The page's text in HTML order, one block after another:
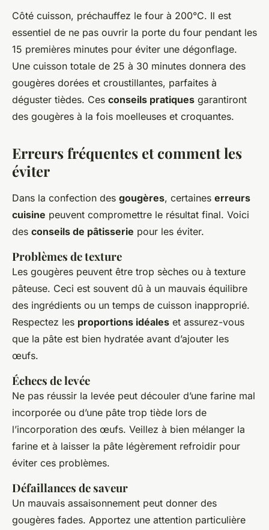
Côté cuisson, préchauffez le four à 200°C. Il est
essentiel de ne pas ouvrir la porte du four pendant les
15 premières minutes pour éviter une dégonflage.
Une cuisson totale de 25 à 30 minutes donnera des
gougères dorées et croustillantes, parfaites à
déguster tièdes. Ces conseils pratiques garantiront
des gougères à la fois moelleuses et croquantes.
Erreurs fréquentes et comment les
éviter
Dans la confection des gougères, certaines erreurs
cuisine peuvent compromettre le résultat final. Voici
des conseils de pâtisserie pour les éviter.
Problèmes de texture
Les gougères peuvent être trop sèches ou à texture
pâteuse. Ceci est souvent dû à un mauvais équilibre
des ingrédients ou un temps de cuisson inapproprié.
Respectez les proportions idéales et assurez-vous
que la pâte est bien hydratée avant d’ajouter les
œufs.
Échecs de levée
Ne pas réussir la levée peut découler d’une farine mal
incorporée ou d’une pâte trop tiède lors de
l’incorporation des œufs. Veillez à bien mélanger la
farine et à laisser la pâte légèrement refroidir pour
éviter ces problèmes.
Défaillances de saveur
Un mauvais assaisonnement peut donner des
gougères fades. Apportez une attention particulière